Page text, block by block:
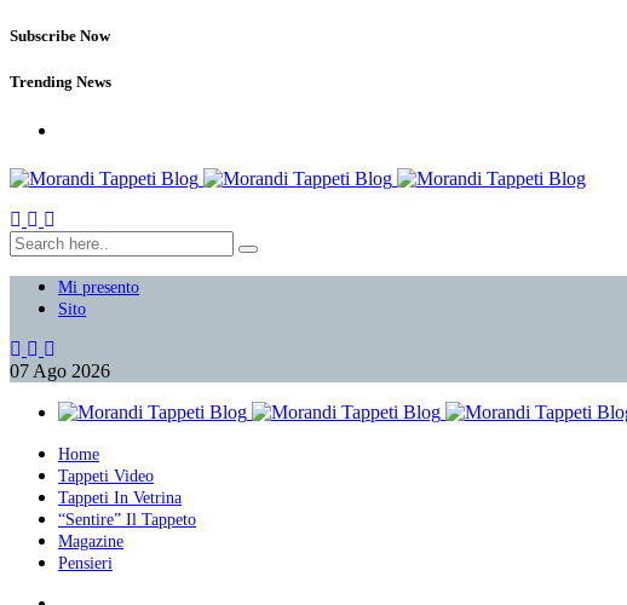
Subscribe Now
Trending News
Mi presento
Sito
07 Ago 2026
Home
Tappeti Video
Tappeti In Vetrina
“Sentire” Il Tappeto
Magazine
Pensieri